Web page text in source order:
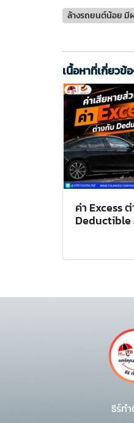
ล้างรถยนต์น้อย มี
เนื้อหาที่เกี่ยวข้
ค่า Excess
Deductible
ธีร์ทำดี